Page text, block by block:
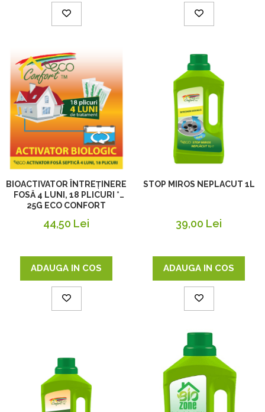
BIOACTIVATOR ÎNTREȚINERE
FOSĂ 4 LUNI, 18 PLICURI *
25G ECO CONFORT
44,50 Lei
ADAUGA IN COS
STOP MIROS NEPLACUT 1L
39,00 Lei
ADAUGA IN COS